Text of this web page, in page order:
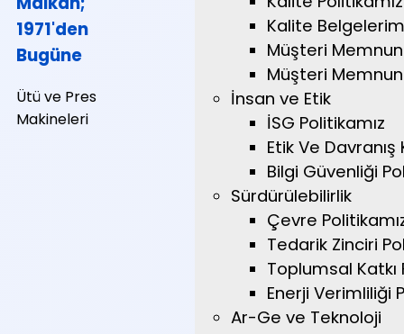
1971'den
Bugüne
Ütü ve Pres
Makineleri
Kalite
Müşteri
Müşteri
İnsan ve Etik
İSG Politikamız
Etik Ve Davranış
Bilgi Güvenliği
Sürdürülebilirlik
Çevre
Tedarik Zinciri
Toplumsal Katkı
Enerji Verimliliği
Ar-Ge ve Teknoloji